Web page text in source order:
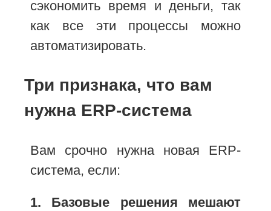
сэкономить время и деньги, так
как все эти процессы можно
автоматизировать.
Три признака, что вам
нужна ERP-система
Вам срочно нужна новая ERP-
система, если:
1. Базовые решения мешают